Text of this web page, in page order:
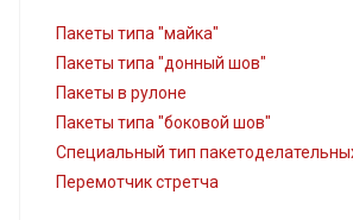
Пакеты типа "майка"
Пакеты типа "донный шов"
Пакеты в рулоне
Пакеты типа "боковой шов"
Специальный тип
Перемотчик стретча